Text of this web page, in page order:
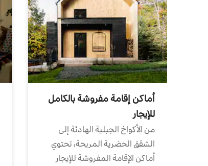
أماكن إقامة مفروشة بالكامل
للإيجار
من الأكواخ الجبلية الهادئة إلى
الشقق الحضرية المريحة، تحتوي
أماكن الإقامة المفروشة للإيجار